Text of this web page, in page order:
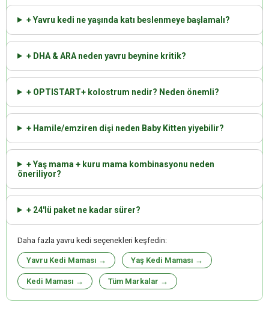
+ Yavru kedi ne yaşında katı beslenmeye başlamalı?
+ DHA & ARA neden yavru beynine kritik?
+ OPTISTART+ kolostrum nedir? Neden önemli?
+ Hamile/emziren dişi neden Baby Kitten yiyebilir?
+ Yaş mama + kuru mama kombinasyonu neden
öneriliyor?
+ 24'lü paket ne kadar sürer?
Daha fazla yavru kedi seçenekleri keşfedin:
Yavru Kedi Maması → Yaş Kedi Maması →
Kedi Maması → Tüm Markalar →